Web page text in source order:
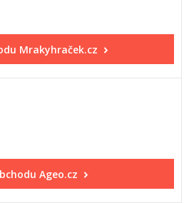
Mrakyhraček.cz
Ageo.cz